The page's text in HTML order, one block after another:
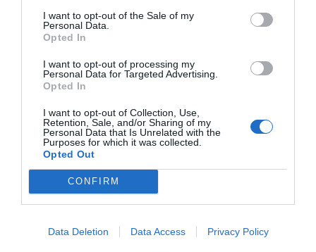
I want to opt-out of the Sale of my
Personal Data.
Opted In
I want to opt-out of processing my
Personal Data for Targeted Advertising.
Opted In
I want to opt-out of Collection, Use,
Retention, Sale, and/or Sharing of my
Personal Data that Is Unrelated with the
Purposes for which it was collected.
Opted Out
CONFIRM
Data Deletion Data Access Privacy Policy
producto de Social Point y de Exoticca),
Jose
Ojeda(directivo anteriormente de Lyst y Global
Fashion Group) y
único de los seis que ya tenía cierta experiencia
en la promoción de edificios, puesto que había
Renta Corporación.